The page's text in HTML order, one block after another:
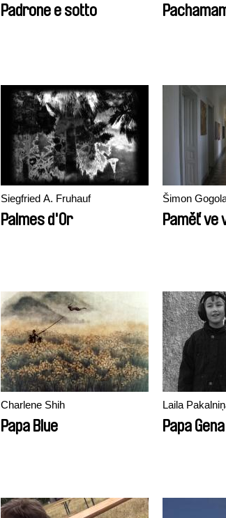
Padrone e sotto
Siegfried A. Fruhauf
Palmes d'Or
Šimon
Paměť ve
Charlene Shih
Papa Blue
Laila
Papa Gena